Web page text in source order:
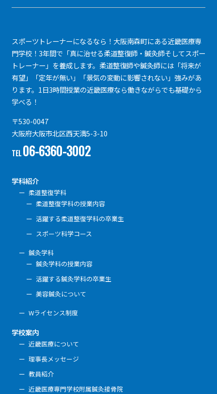
スポーツトレーナーになるなら！大阪南森町にある近畿医療専
門学校！3年間で「真に治せる柔道整復師・鍼灸師そしてスポー
トレーナー」を養成します。柔道整復師や鍼灸師には「将来が
有望」「定年が無い」「景気の変動に影響されない」強みがあ
ります。1日3時間授業の近畿医療なら働きながらでも基礎から
学べる！
〒530-0047
大阪府大阪市北区西天満5-3-10
TEL06-6360-3002
学科紹介
柔道整復学科
柔道整復学科の授業内容
活躍する柔道整復学科の卒業生
スポーツ科学コース
鍼灸学科
鍼灸学科の授業内容
活躍する鍼灸学科の卒業生
美容鍼灸について
Wライセンス制度
学校案内
近畿医療について
理事長メッセージ
教員紹介
近畿医療専門学校附属鍼灸接骨院